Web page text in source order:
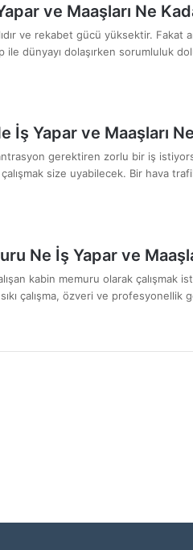
ve Maaşları Ne
ve rekabet gücü yüksektir. Fakat
ile dünyayı dolaşırken sorumluluk
İş Yapar ve Maaşları
gerektiren zorlu bir iş
size uyabilecek. Bir hava
Ne İş Yapar ve
kabin memuru olarak çalışmak
çalışma, özveri ve profesyonellik